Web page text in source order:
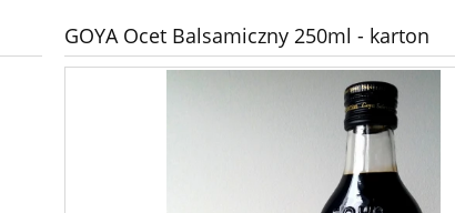
GOYA Ocet Balsamiczny 250ml - karton